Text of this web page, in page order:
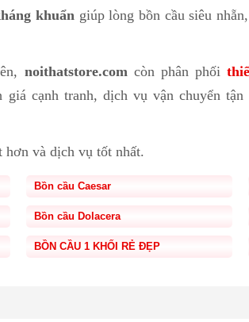
khuẩn giúp lòng bồn cầu siêu
noithatstore.comcòn phân phối
cạnh tranh, dịch vụ vận chuyển
và dịch vụ tốt nhất.
Bồn cầu Caesar
Bồn cầu Dolacera
BỒN CẦU 1 KHỐI RẺ ĐẸP